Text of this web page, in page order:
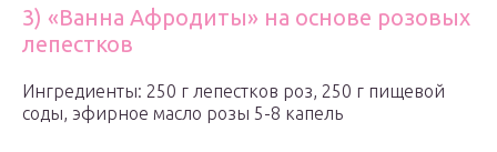
3) «Ванна Афродиты» на основе розовых
лепестков
Ингредиенты: 250 г лепестков роз, 250 г пищевой
соды, эфирное масло розы 5-8 капель